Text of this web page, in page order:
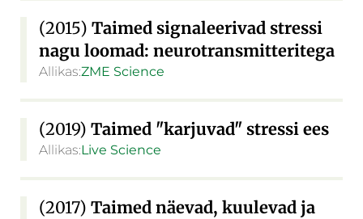
(2015) Taimed signaleerivad stressi
nagu loomad: neurotransmitteritega
Allikas:ZME Science
(2019) Taimed "karjuvad" stressi ees
Allikas:Live Science
(2017) Taimed näevad, kuulevad ja